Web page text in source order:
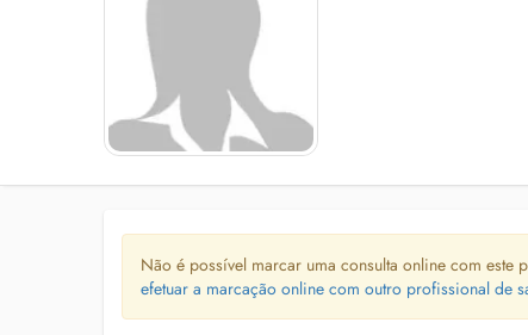
Não é possível marcar uma consulta online com este
efetuar a marcação online com outro profissional de